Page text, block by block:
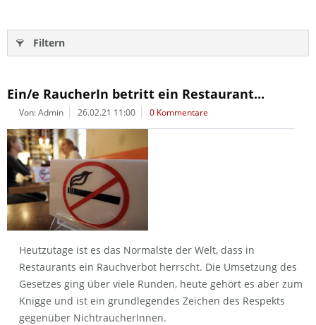
Filtern
Ein/e RaucherIn betritt ein Restaurant...
Von: Admin 26.02.21 11:00 0 Kommentare
Heutzutage ist es das Normalste der Welt, dass in
Restaurants ein Rauchverbot herrscht. Die Umsetzung des
Gesetzes ging über viele Runden, heute gehört es aber zum
Knigge und ist ein grundlegendes Zeichen des Respekts
gegenüber NichtraucherInnen.